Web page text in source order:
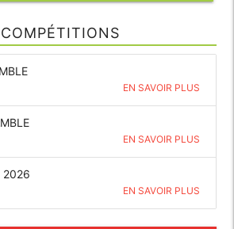
EN SAVOIR PLUS
EN SAVOIR PLUS
2026
EN SAVOIR PLUS